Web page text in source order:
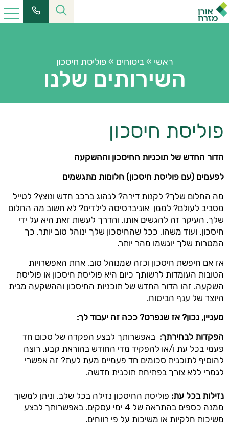
ראשי »ביטוחים »פוליסת חיסכון
השירותים שלנו
פוליסת חיסכון
הדור החדש של תוכניות החיסכון וההשקעה
לפעמים (עם פוליסת חיסכון) חלומות מתגשמים
מה החלום שלך? לקנות דירה? לנהוג ברכב חדש ונוצץ? לטייל
מסביב לעולם? לממן אוניברסיטה לילדים? לא חשוב מה החלום
שלך, העיקר זה להגשים אותו, והדרך לעשות זאת היא על ידי
חיסכון. ועוד משהו, ככל שהחיסכון שלך ינוהל טוב יותר, כך
המטרות שלך יוגשמו מהר יותר.
אז אם חיפשת חיסכון וכזה שמנוהל טוב, אחת האפשרויות
הטובות העומדות לרשותך כיום היא פוליסת חיסכון או פוליסת
השקעה. זהו הדור החדש של תוכניות החיסכון וההשקעה מבית
היוצר של ענף הביטוח.
מעניין, נכון? אז שנפרט? ככה זה יעבוד לך:
הפקדות לבחירתך: באפשרותך לבצע הפקדה של סכום חד
פעמי בכל עת ו/או להפקיד מדי החודש בהוראת קבע. רוצה
להוסיף לתוכנית סכומים חד פעמיים מעת לעת? זה אפשרי
לגמרי ללא צורך בפתיחת תוכנית חדשה.
נזילות בכל עת: פוליסת החיסכון נזילה בכל שלב, וניתן למשוך
ממנה כספים בהתראה של 4 ימי עסקים. באפשרותך לבצע
משיכות חלקיות או משיכות על פי רווחים.